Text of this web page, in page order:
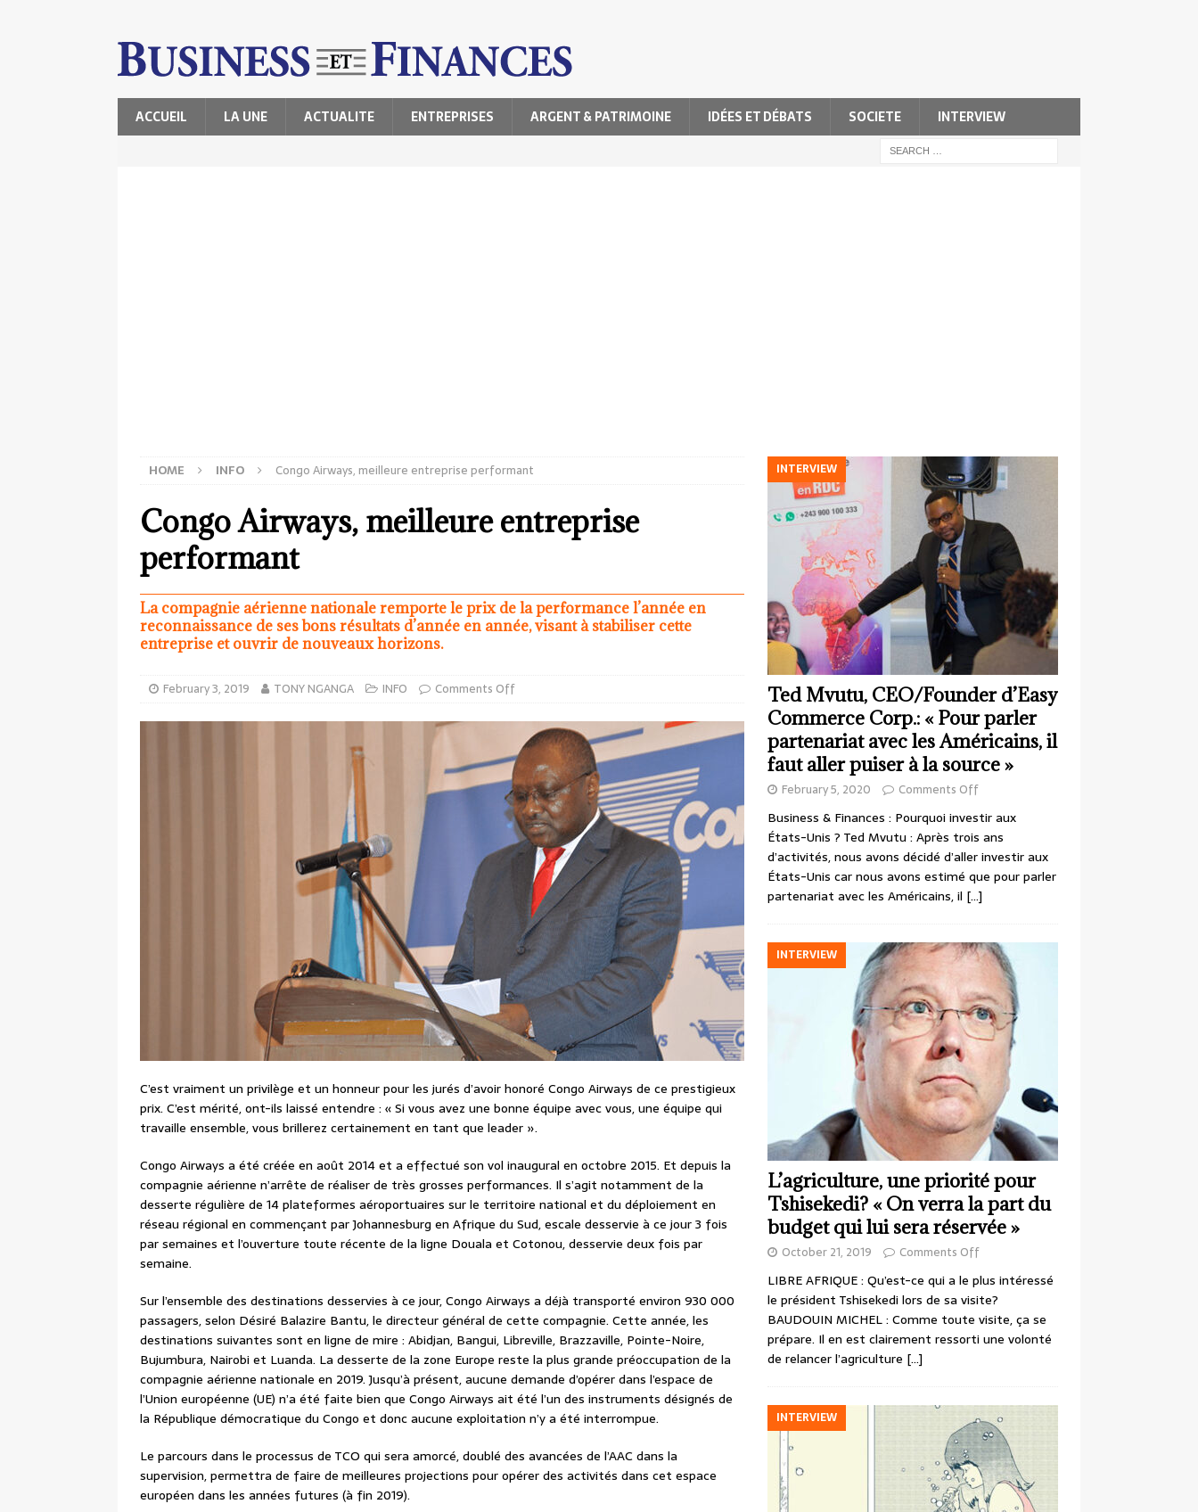
ACCUEIL LA UNE ACTUALITE ENTREPRISES ARGENT & PATRIMOINE IDÉES ET DÉBATS SOCIETE INTERVIEW
HOME INFO Congo Airways, meilleure entreprise performant
Congo Airways, meilleure entreprise
performant
La compagnie aérienne nationale remporte le prix de la performance l’année en
reconnaissance de ses bons résultats d’année en année, visant à stabiliser cette
entreprise et ouvrir de nouveaux horizons.
February 3, 2019 TONY NGANGA INFO Comments Off
C’est vraiment un privilège et un honneur pour les jurés d’avoir honoré Congo Airways de ce prestigieux
prix. C’est mérité, ont-ils laissé entendre : « Si vous avez une bonne équipe avec vous, une équipe qui
travaille ensemble, vous brillerez certainement en tant que leader ».
Congo Airways a été créée en août 2014 et a effectué son vol inaugural en octobre 2015. Et depuis la
compagnie aérienne n’arrête de réaliser de très grosses performances. Il s’agit notamment de la
desserte régulière de 14 plateformes aéroportuaires sur le territoire national et du déploiement en
réseau régional en commençant par Johannesburg en Afrique du Sud, escale desservie à ce jour 3 fois
par semaines et l’ouverture toute récente de la ligne Douala et Cotonou, desservie deux fois par
semaine.
Sur l’ensemble des destinations desservies à ce jour, Congo Airways a déjà transporté environ 930 000
passagers, selon Désiré Balazire Bantu, le directeur général de cette compagnie. Cette année, les
destinations suivantes sont en ligne de mire : Abidjan, Bangui, Libreville, Brazzaville, Pointe-Noire,
Bujumbura, Nairobi et Luanda. La desserte de la zone Europe reste la plus grande préoccupation de la
compagnie aérienne nationale en 2019. Jusqu’à présent, aucune demande d’opérer dans l’espace de
l’Union européenne (UE) n’a été faite bien que Congo Airways ait été l’un des instruments désignés de
la République démocratique du Congo et donc aucune exploitation n’y a été interrompue.
Le parcours dans le processus de TCO qui sera amorcé, doublé des avancées de l’AAC dans la
supervision, permettra de faire de meilleures projections pour opérer des activités dans cet espace
européen dans les années futures (à fin 2019).
INTERVIEW
Ted Mvutu, CEO/Founder d’Easy
Commerce Corp.: « Pour parler
partenariat avec les Américains, il
faut aller puiser à la source »
February 5, 2020 Comments Off
Business & Finances : Pourquoi investir aux
États-Unis ? Ted Mvutu : Après trois ans
d’activités, nous avons décidé d’aller investir aux
États-Unis car nous avons estimé que pour parler
partenariat avec les Américains, il […]
INTERVIEW
L’agriculture, une priorité pour
Tshisekedi? « On verra la part du
budget qui lui sera réservée »
October 21, 2019 Comments Off
LIBRE AFRIQUE : Qu’est-ce qui a le plus intéressé
le président Tshisekedi lors de sa visite?
BAUDOUIN MICHEL : Comme toute visite, ça se
prépare. Il en est clairement ressorti une volonté
de relancer l’agriculture […]
INTERVIEW